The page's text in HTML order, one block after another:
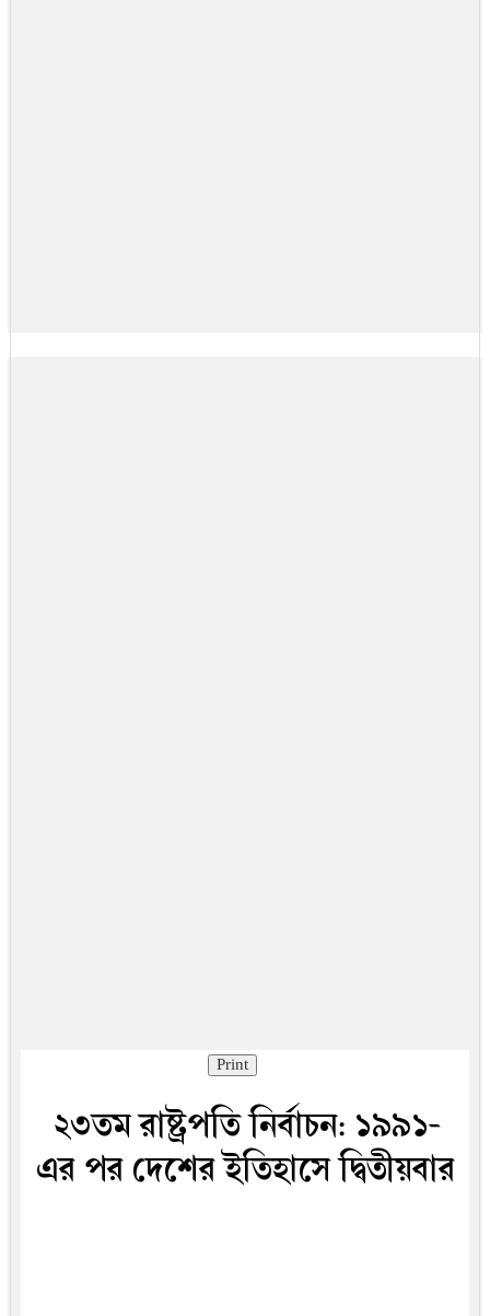
Print
২৩তম রাষ্ট্রপতি নির্বাচন: ১৯৯১-
এর পর দেশের ইতিহাসে দ্বিতীয়বার